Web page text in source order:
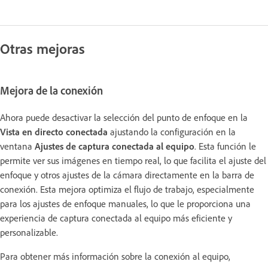
Otras mejoras
Mejora de la conexión
Ahora puede desactivar la selección del punto de enfoque en la
Vista en directo conectada ajustando la configuración en la
ventana Ajustes de captura conectada al equipo. Esta función le
permite ver sus imágenes en tiempo real, lo que facilita el ajuste del
enfoque y otros ajustes de la cámara directamente en la barra de
conexión. Esta mejora optimiza el flujo de trabajo, especialmente
para los ajustes de enfoque manuales, lo que le proporciona una
experiencia de captura conectada al equipo más eficiente y
personalizable.
Para obtener más información sobre la conexión al equipo,